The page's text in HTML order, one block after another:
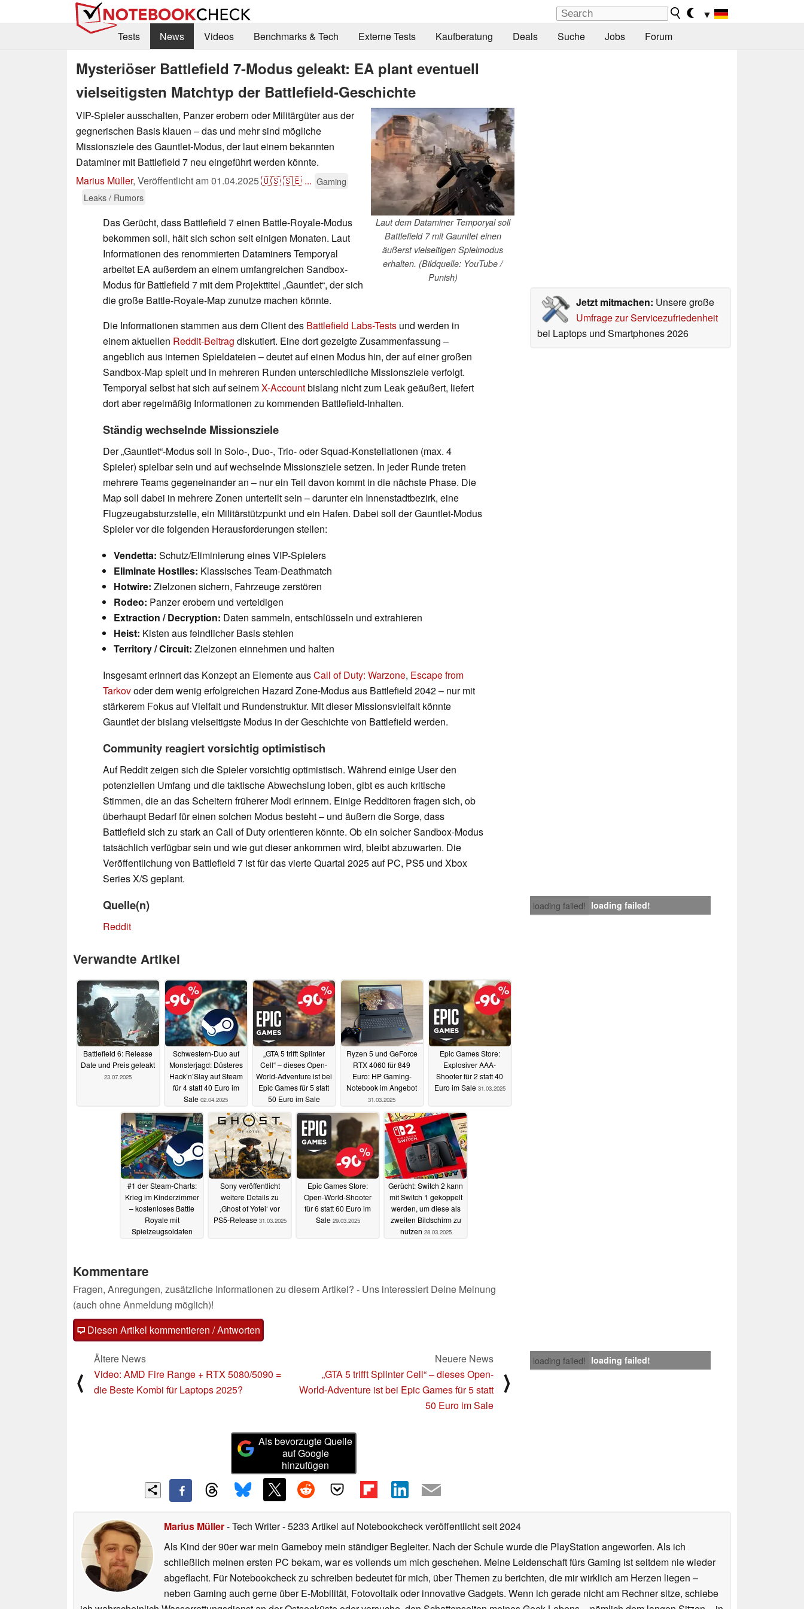
▼
Tests
News Videos Benchmarks & Tech Externe Tests Kaufberatung Deals Suche Jobs Forum
Mysteriöser Battlefield 7-Modus geleakt: EA plant eventuell
vielseitigsten Matchtyp der Battlefield-Geschichte
Laut dem Dataminer Temporyal soll
Battlefield 7 mit Gauntlet einen
äußerst vielseitigen Spielmodus
erhalten. (Bildquelle: YouTube /
Punish)
VIP-Spieler ausschalten, Panzer erobern oder Militärgüter aus der
gegnerischen Basis klauen – das und mehr sind mögliche
Missionsziele des Gauntlet-Modus, der laut einem bekannten
Dataminer mit Battlefield 7 neu eingeführt werden könnte.
Marius Müller, Veröffentlicht am01.04.2025🇺🇸🇸🇪 ... Gaming
Leaks / Rumors
Jetzt mitmachen: Unsere große
Umfrage zur Servicezufriedenheit
bei Laptops und Smartphones 2026
Das Gerücht, dass Battlefield 7 einen Battle-Royale-Modus
bekommen soll, hält sich schon seit einigen Monaten. Laut
Informationen des renommierten Dataminers Temporyal
arbeitet EA außerdem an einem umfangreichen Sandbox-
Modus für Battlefield 7 mit dem Projekttitel „Gauntlet“, der sich
die große Battle-Royale-Map zunutze machen könnte.
Die Informationen stammen aus dem Client des Battlefield Labs-Tests und werden in
einem aktuellen Reddit-Beitrag diskutiert. Eine dort gezeigte Zusammenfassung –
angeblich aus internen Spieldateien – deutet auf einen Modus hin, der auf einer großen
Sandbox-Map spielt und in mehreren Runden unterschiedliche Missionsziele verfolgt.
Temporyal selbst hat sich auf seinemX-Accountbislang nicht zum Leak geäußert, liefert
dort aber regelmäßig Informationen zu kommenden Battlefield-Inhalten.
Ständig wechselnde Missionsziele
Der „Gauntlet“-Modus soll in Solo-, Duo-, Trio- oder Squad-Konstellationen (max. 4
Spieler) spielbar sein und auf wechselnde Missionsziele setzen. In jeder Runde treten
mehrere Teams gegeneinander an – nur ein Teil davon kommt in die nächste Phase. Die
Map soll dabei in mehrere Zonen unterteilt sein – darunter ein Innenstadtbezirk, eine
Flugzeugabsturzstelle, ein Militärstützpunkt und ein Hafen. Dabei soll der Gauntlet-Modus
Spieler vor die folgenden Herausforderungen stellen:
Vendetta: Schutz/Eliminierung eines VIP-Spielers
Eliminate Hostiles: Klassisches Team-Deathmatch
Hotwire: Zielzonen sichern, Fahrzeuge zerstören
Rodeo: Panzer erobern und verteidigen
Extraction / Decryption: Daten sammeln, entschlüsseln und extrahieren
Heist: Kisten aus feindlicher Basis stehlen
Territory / Circuit: Zielzonen einnehmen und halten
Insgesamt erinnert das Konzept an Elemente ausCall of Duty: Warzone, Escape from
Tarkovoder dem wenig erfolgreichen Hazard Zone-Modus aus Battlefield 2042 – nur mit
stärkerem Fokus auf Vielfalt und Rundenstruktur. Mit dieser Missionsvielfalt könnte
Gauntlet der bislang vielseitigste Modus in der Geschichte von Battlefield werden.
Community reagiert vorsichtig optimistisch
Auf Reddit zeigen sich die Spieler vorsichtig optimistisch. Während einige User den
potenziellen Umfang und die taktische Abwechslung loben, gibt es auch kritische
Stimmen, die an das Scheitern früherer Modi erinnern. Einige Redditoren fragen sich, ob
überhaupt Bedarf für einen solchen Modus besteht – und äußern die Sorge, dass
Battlefield sich zu stark an Call of Duty orientieren könnte. Ob ein solcher Sandbox-Modus
tatsächlich verfügbar sein und wie gut dieser ankommen wird, bleibt abzuwarten. Die
Veröffentlichung von Battlefield 7 ist für das vierte Quartal 2025 auf PC, PS5 und Xbox
Series X/S geplant.
loading failed! loading failed!
Quelle(n)
Reddit
Verwandte Artikel
Battlefield 6: Release
Date und Preis geleakt
23.07.2025
Schwestern-Duo auf
Monsterjagd: Düsteres
Hack’n’Slay auf Steam
für 4 statt 40 Euro im
Sale 02.04.2025
„GTA 5 trifft Splinter
Cell“ – dieses Open-
World-Adventure ist bei
Epic Games für 5 statt
50 Euro im Sale
01.04.2025
Ryzen 5 und GeForce
RTX 4060 für 849
Euro: HP Gaming-
Notebook im Angebot
31.03.2025
Epic Games Store:
Explosiver AAA-
Shooter für 2 statt 40
Euro im Sale 31.03.2025
#1 der Steam-Charts:
Krieg im Kinderzimmer
– kostenloses Battle
Royale mit
Spielzeugsoldaten
Sony veröffentlicht
weitere Details zu
‚Ghost of Yotei‘ vor
PS5-Release 31.03.2025
Epic Games Store:
Open-World-Shooter
für 6 statt 60 Euro im
Sale 29.03.2025
Gerücht: Switch 2 kann
mit Switch 1 gekoppelt
werden, um diese als
zweiten Bildschirm zu
nutzen 28.03.2025
Kommentare
Fragen, Anregungen, zusätzliche Informationen zu diesem Artikel? - Uns interessiert Deine Meinung
(auch ohne Anmeldung möglich)!
Diesen Artikel kommentieren / Antworten
loading failed! loading failed!
⟨
Ältere News
Video: AMD Fire Range + RTX 5080/5090 =
die Beste Kombi für Laptops 2025?
Neuere News
„GTA 5 trifft Splinter Cell“ – dieses Open-
World-Adventure ist bei Epic Games für 5 statt
50 Euro im Sale
⟩
Als bevorzugte Quelle
auf Google
hinzufügen
Marius Müller- Tech Writer- 5233 Artikel auf Notebookcheck veröffentlichtseit 2024
Als Kind der 90er war mein Gameboy mein ständiger Begleiter. Nach der Schule wurde die PlayStation angeworfen. Als ich
schließlich meinen ersten PC bekam, war es vollends um mich geschehen. Meine Leidenschaft fürs Gaming ist seitdem nie wieder
abgeflacht. Für Notebookcheck zu schreiben bedeutet für mich, über Themen zu berichten, die mir wirklich am Herzen liegen –
neben Gaming auch gerne über E-Mobilität, Fotovoltaik oder innovative Gadgets. Wenn ich gerade nicht am Rechner sitze, schiebe